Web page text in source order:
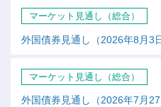
マーケット見通し（総合）
外国債券見通し（2026年8月3日
マーケット見通し（総合）
外国債券見通し（2026年7月27